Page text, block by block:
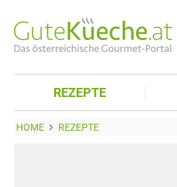
REZEPTE
HOME REZEPTE